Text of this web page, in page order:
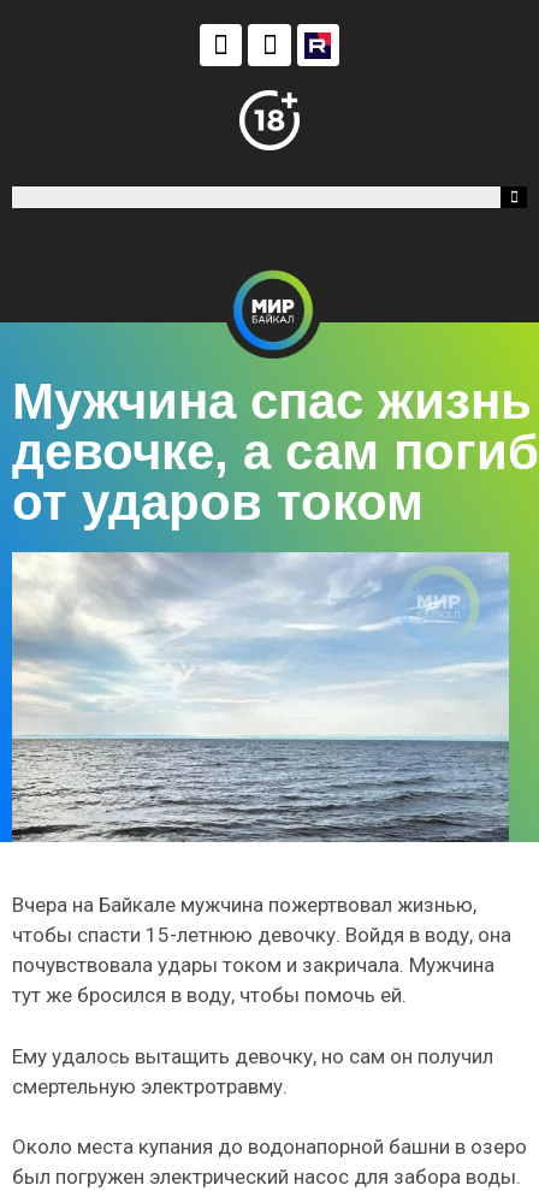
Мужчина спас жизнь
девочке, а сам погиб
от ударов током
Вчера на Байкале мужчина пожертвовал жизнью,
чтобы спасти 15-летнюю девочку. Войдя в воду, она
почувствовала удары током и закричала. Мужчина
тут же бросился в воду, чтобы помочь ей.
Ему удалось вытащить девочку, но сам он получил
смертельную электротравму.
Около места купания до водонапорной башни в озеро
был погружен электрический насос для забора воды.